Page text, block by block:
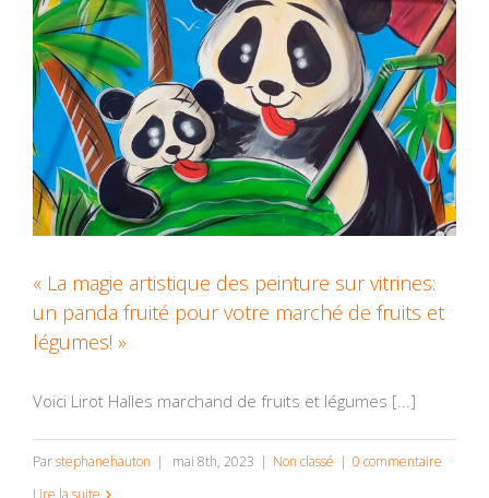
« La magie artistique des peinture sur vitrines:
un panda fruité pour votre marché de fruits et
légumes! »
Voici Lirot Halles marchand de fruits et légumes [...]
Parstephanehauton | mai 8th, 2023 | Non classé | 0 commentaire